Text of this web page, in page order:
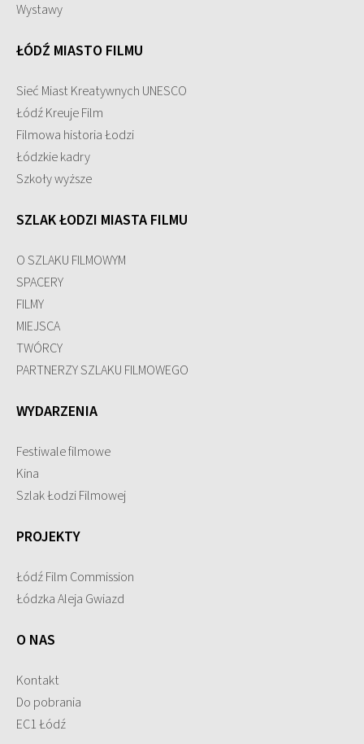
Wystawy
ŁÓDŹ MIASTO FILMU
Sieć Miast Kreatywnych UNESCO
Łódź Kreuje Film
Filmowa historia Łodzi
Łódzkie kadry
Szkoły wyższe
SZLAK ŁODZI MIASTA FILMU
O SZLAKU FILMOWYM
SPACERY
FILMY
MIEJSCA
TWÓRCY
PARTNERZY SZLAKU FILMOWEGO
WYDARZENIA
Festiwale filmowe
Kina
Szlak Łodzi Filmowej
PROJEKTY
Łódź Film Commission
Łódzka Aleja Gwiazd
O NAS
Kontakt
Do pobrania
EC1 Łódź